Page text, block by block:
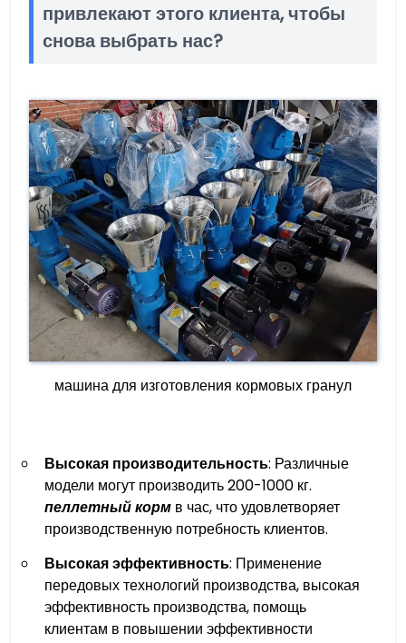
привлекают этого клиента, чтобы
снова выбрать нас?
машина для изготовления кормовых гранул
Высокая производительность: Различные
модели могут производить 200-1000 кг.
пеллетный корм в час, что удовлетворяет
производственную потребность клиентов.
Высокая эффективность: Применение
передовых технологий производства, высокая
эффективность производства, помощь
клиентам в повышении эффективности